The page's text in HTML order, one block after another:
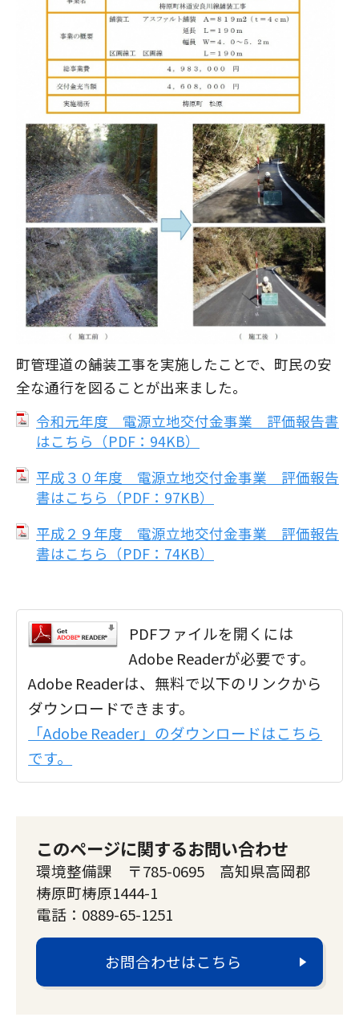
町管理道の舗装工事を実施したことで、町民の安
全な通行を図ることが出来ました。
令和元年度 電源立地交付金事業 評価報告書
はこちら（PDF：94KB）
平成３０年度 電源立地交付金事業 評価報告
書はこちら（PDF：97KB）
平成２９年度 電源立地交付金事業 評価報告
書はこちら（PDF：74KB）
PDFファイルを開くには
Adobe Readerが必要です。
Adobe Readerは、無料で以下のリンクから
ダウンロードできます。
「Adobe Reader」のダウンロードはこちら
です。
このページに関するお問い合わせ
環境整備課 〒785-0695 高知県高岡郡
梼原町梼原1444-1
電話：0889-65-1251
お問合わせはこちら